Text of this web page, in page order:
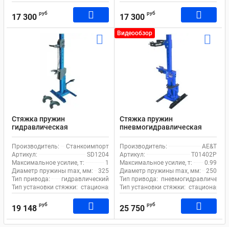
17 300 руб 17 300 руб
Стяжка пружин
гидравлическая
стационарная 1 т.
Станкоимпорт SD1204
Производитель:
Станкоимпорт
Артикул:
SD1204
Максимальное усилие, т:
1
Диаметр пружины max, мм:
325
Тип привода:
гидравлический
Тип установки стяжки: стационарный
19 148 руб
Видеообзор
Стяжка пружин
пневмогидравлическая
стационарная 990 кг AE&T
T01402P
Производитель:
AE&T
Артикул:
T01402P
Максимальное усилие, т:
0.99
Диаметр пружины max, мм:
250
Тип привода:
Тип установки стяжки:
25 750 руб